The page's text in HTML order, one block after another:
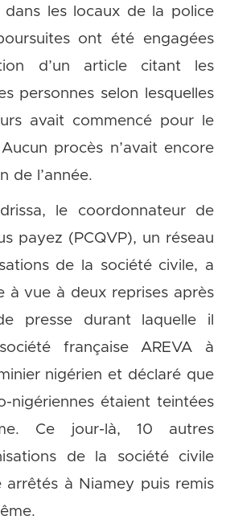
les locaux de la police
ont été engagées
d’un article citant les
personnes selon lesquelles
avait commencé pour le
procès n’avait encore
de l’année.
le coordonnateur de
payez (PCQVP), un réseau
de la société civile, a
à vue à deux reprises après
presse durant laquelle il
française AREVA à
nigérien et déclaré que
nigériennes étaient teintées
Ce jour-là, 10 autres
de la société civile
à Niamey puis remis